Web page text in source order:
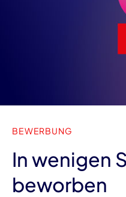
BEWERBUNG
In wenigen
beworben